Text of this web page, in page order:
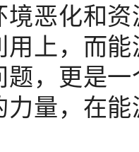
境恶化和
用上，而
题，更是
力量，在